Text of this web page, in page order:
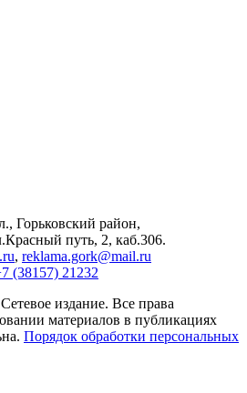
Горьковский район,
путь, 2, каб.306.
, reklama.gork@mail.ru
(38157) 21232
издание. Все права
материалов в публикациях
Порядок обработки персональных